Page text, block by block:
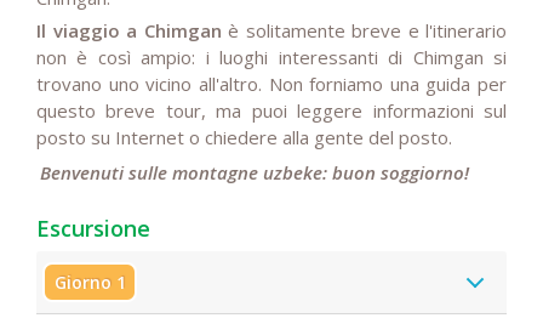
Il viaggio a Chimgan è solitamente breve e l'itinerario
non è così ampio: i luoghi interessanti di Chimgan si
trovano uno vicino all'altro. Non forniamo una guida per
questo breve tour, ma puoi leggere informazioni sul
posto su Internet o chiedere alla gente del posto.
Benvenuti sulle montagne uzbeke: buon soggiorno!
Escursione
Giorno 1